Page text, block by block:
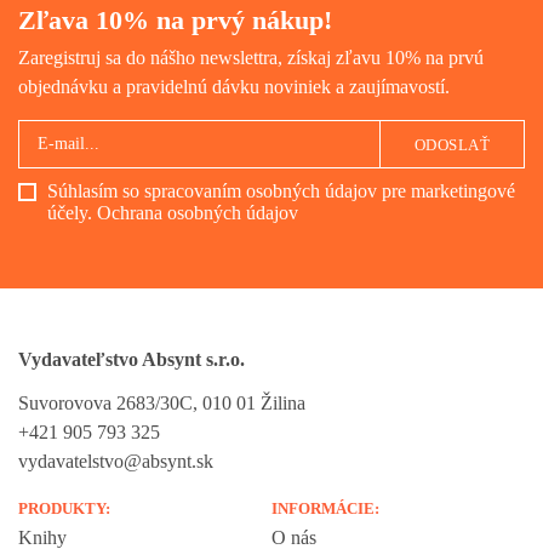
Zľava 10% na prvý nákup!
Zaregistruj sa do nášho newslettra, získaj zľavu 10% na prvú
objednávku a pravidelnú dávku noviniek a zaujímavostí.
Súhlasím so spracovaním osobných údajov pre marketingové
účely. Ochrana osobných údajov
ODOSLAŤ
Vydavateľstvo Absynt s.r.o.
Suvorovova 2683/30C, 010 01 Žilina
+421 905 793 325
vydavatelstvo@absynt.sk
PRODUKTY:
Knihy
INFORMÁCIE:
O nás